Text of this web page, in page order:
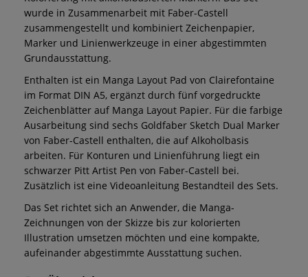
wurde in Zusammenarbeit mit Faber-Castell
zusammengestellt und kombiniert Zeichenpapier,
Marker und Linienwerkzeuge in einer abgestimmten
Grundausstattung.
Enthalten ist ein Manga Layout Pad von Clairefontaine
im Format DIN A5, ergänzt durch fünf vorgedruckte
Zeichenblätter auf Manga Layout Papier. Für die farbige
Ausarbeitung sind sechs Goldfaber Sketch Dual Marker
von Faber-Castell enthalten, die auf Alkoholbasis
arbeiten. Für Konturen und Linienführung liegt ein
schwarzer Pitt Artist Pen von Faber-Castell bei.
Zusätzlich ist eine Videoanleitung Bestandteil des Sets.
Das Set richtet sich an Anwender, die Manga-
Zeichnungen von der Skizze bis zur kolorierten
Illustration umsetzen möchten und eine kompakte,
aufeinander abgestimmte Ausstattung suchen.